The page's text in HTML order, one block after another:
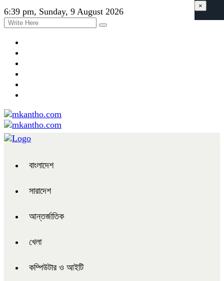
6:39 pm, Sunday, 9 August 2026
বাংলাদেশ
সারাদেশ
আন্তর্জাতিক
খেলা
কম্পিউটার ও আইটি
×